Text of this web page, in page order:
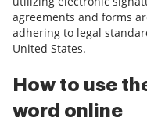
agreements and forms
adhering to legal
United States.
How to use
word online